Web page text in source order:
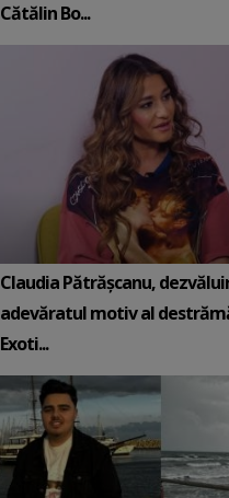
Cătălin Bo...
Claudia Pătrășcanu,
adevăratul motiv al
Exoti...